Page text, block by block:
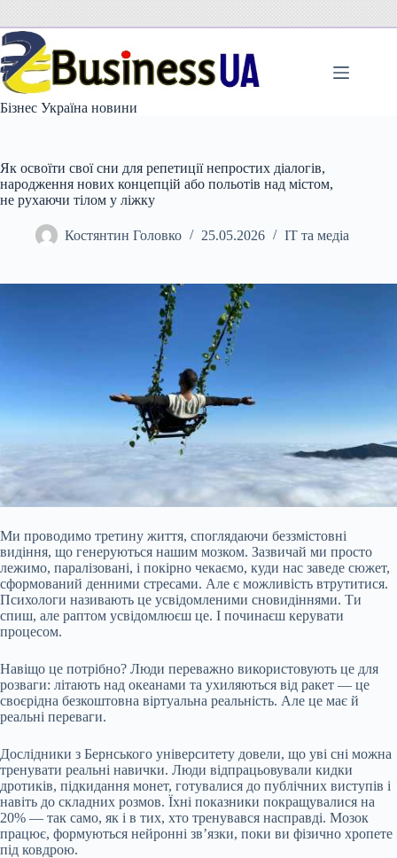
вмісту
Бізнес Україна новини
Як освоїти свої сни для репетиції непростих діалогів,
народження нових концепцій або польотів над містом,
не рухаючи тілом у ліжку
Костянтин Головко 25.05.2026 IT та медіа
Ми проводимо третину життя, споглядаючи беззмістовні
видіння, що генеруються нашим мозком. Зазвичай ми просто
лежимо, паралізовані, і покірно чекаємо, куди нас заведе сюжет,
сформований денними стресами. Але є можливість втрутитися.
Психологи називають це усвідомленими сновидіннями. Ти
спиш, але раптом усвідомлюєш це. І починаєш керувати
процесом.
Навіщо це потрібно? Люди переважно використовують це для
розваги: літають над океанами та ухиляються від ракет — це
своєрідна безкоштовна віртуальна реальність. Але це має й
реальні переваги.
Дослідники з Бернського університету довели, що уві сні можна
тренувати реальні навички. Люди відпрацьовували кидки
дротиків, підкидання монет, готувалися до публічних виступів і
навіть до складних розмов. Їхні показники покращувалися на
20% — так само, як і в тих, хто тренувався насправді. Мозок
працює, формуються нейронні зв’язки, поки ви фізично хропете
під ковдрою.